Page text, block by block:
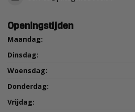
Openingstijden
Maandag:
Dinsdag:
Woensdag:
Donderdag:
Vrijdag: